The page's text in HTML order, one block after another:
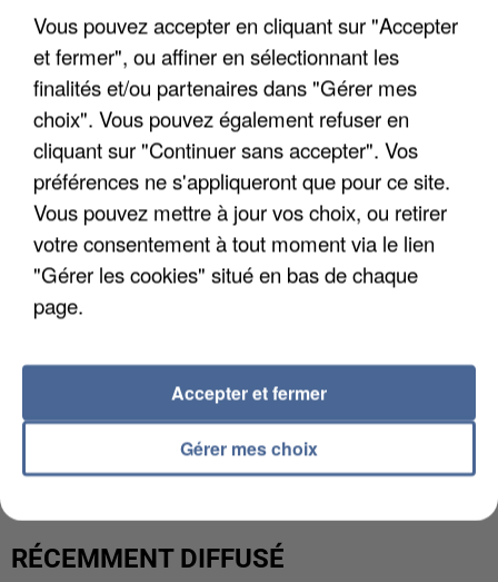
L’UN DES FONDATEURS SUPPOSÉS DE LA DZ
MAFIA INTERPELLÉ EN ALGÉRIE
RÉCEMMENT DIFFUSÉ
Vous pouvez accepter en cliquant sur "Accepter
et fermer", ou affiner en sélectionnant les
finalités et/ou partenaires dans "Gérer mes
choix". Vous pouvez également refuser en
cliquant sur "Continuer sans accepter". Vos
préférences ne s'appliqueront que pour ce site.
Vous pouvez mettre à jour vos choix, ou retirer
votre consentement à tout moment via le lien
"Gérer les cookies" situé en bas de chaque
page.
Gérer mes choix
Accepter et fermer